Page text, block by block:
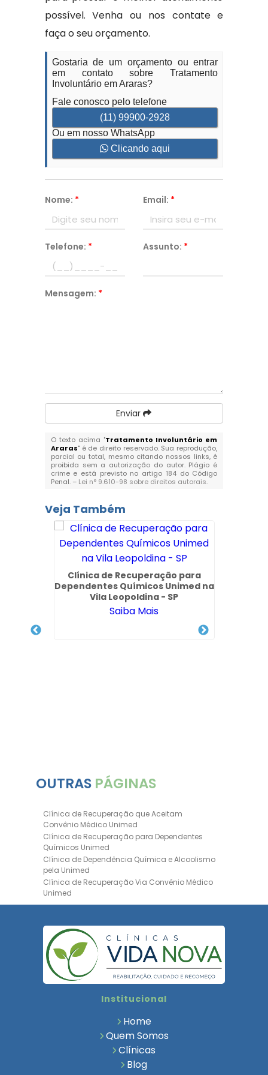
possível. Venha ou nos contate e
faça o seu orçamento.
Gostaria de um orçamento ou entrar
em contato sobre Tratamento
Involuntário em Araras?
Fale conosco pelo telefone
(11) 99900-2928
Ou em nosso WhatsApp
Clicando aqui
Nome: * Email: *
Telefone: * Assunto: *
Mensagem: *
Enviar
O texto acima "Tratamento Involuntário em
Araras" é de direito reservado. Sua reprodução,
parcial ou total, mesmo citando nossos links, é
proibida sem a autorização do autor. Plágio é
crime e está previsto no artigo 184 do Código
Penal. – Lei n° 9.610-98 sobre direitos autorais.
Veja Também
Clínica de Recuperação para
Dependentes Químicos Unimed na
Vila Leopoldina - SP
Saiba Mais
OUTRAS PÁGINAS
Clínica de Recuperação que Aceitam
Convênio Médico Unimed
Clínica de Recuperação para Dependentes
Químicos Unimed
Clínica de Dependência Química e Alcoolismo
pela Unimed
Clínica de Recuperação Via Convênio Médico
Unimed
Clínica de Recuperação Convênio Bradesco
Bradesco Saúde
Hospital Psiquiátrico para Dependentes
Químicos Unimed
Internação Unimed para Dependentes
Químicos
Bradesco Saúde
Clinica de Recuperação de Dependentes
Tratamento para Dependência Química e
Institucional
Home
Quem Somos
Clínicas
Blog